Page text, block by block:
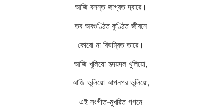
আজি বসন্ত জাগ্রত দ্বারে।
তব অবগুণ্ঠিত কুণ্ঠিত জীবনে
কোরো না বিড়ম্বিত তারে।
আজি খুলিয়ো হৃদয়দল খুলিয়ো,
আজি ভুলিয়ো আপনপর ভুলিয়ো,
এই সংগীত-মুখরিত গগনে